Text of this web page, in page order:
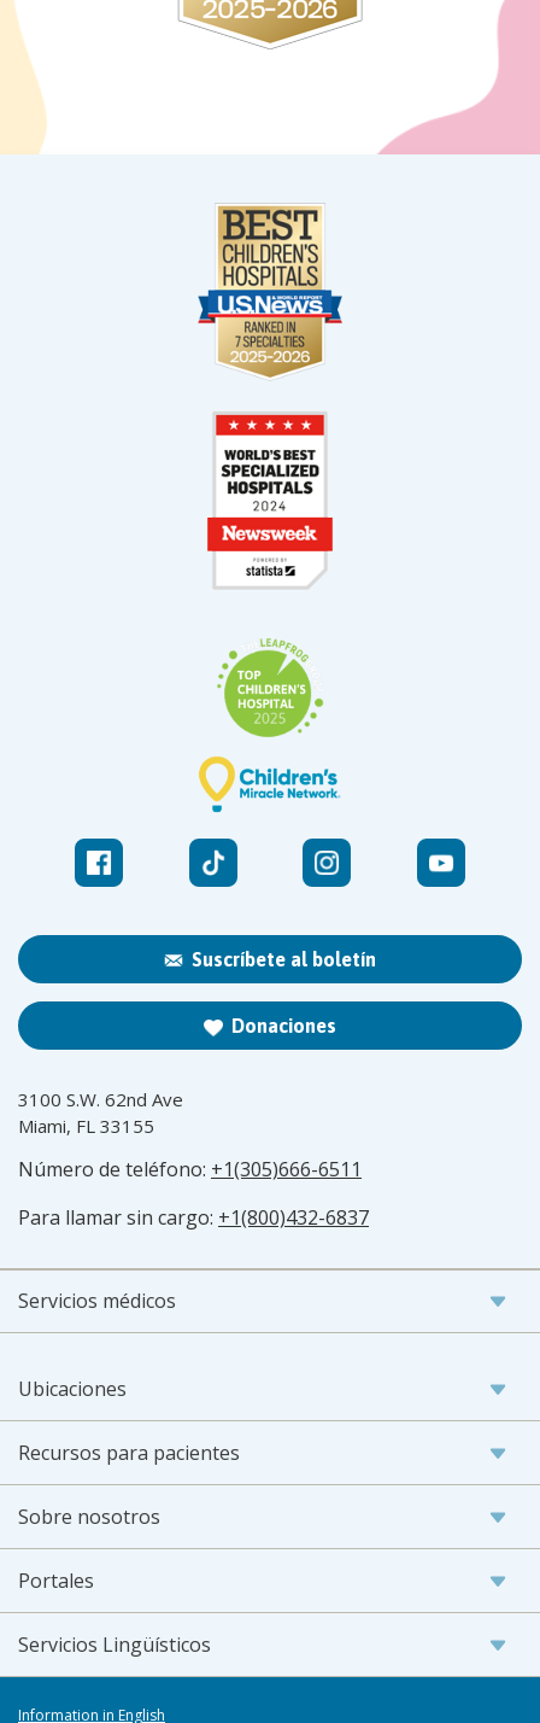
Suscríbete al boletín
Donaciones
3100 S.W. 62nd Ave
Miami, FL 33155
Número de teléfono: +1(305)666-6511
Para llamar sin cargo: +1(800)432-6837
Servicios médicos
Ubicaciones
Recursos para pacientes
Sobre nosotros
Portales
Servicios Lingüísticos
Information in English